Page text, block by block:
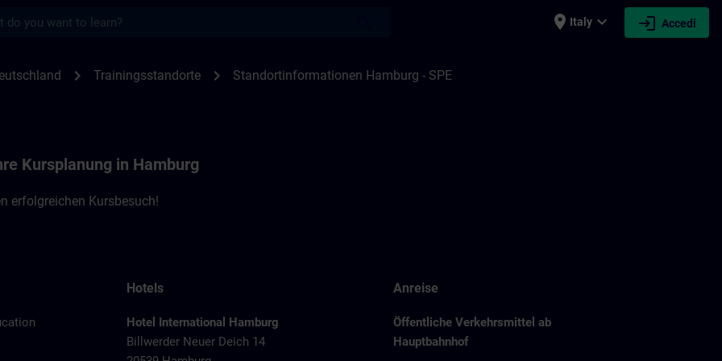
place Italy expand_more login Accedi
chevron_right Trainingsstandorte chevron_right Standortinformationen Hamburg - SPE
Kursplanung in Hamburg
erfolgreichen Kursbesuch!
Hotels
Hotel International Hamburg
Billwerder Neuer Deich 14
Anreise
Öffentliche Verkehrsmittel ab
Hauptbahnhof